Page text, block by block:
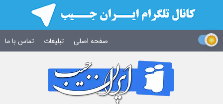
صفحه اصلی تبلیغات تماس با ما